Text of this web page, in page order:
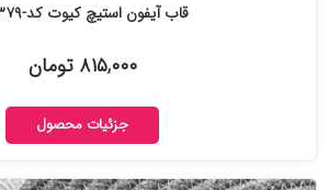
قاب آیفون استیچ کیوت کد-۱۰۸۳۷۹
۸۱۵,۰۰۰ تومان
جزئیات محصول